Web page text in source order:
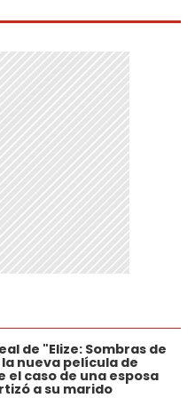
de "Elize: Sombras de
nueva película de
el caso de una esposa
a su marido